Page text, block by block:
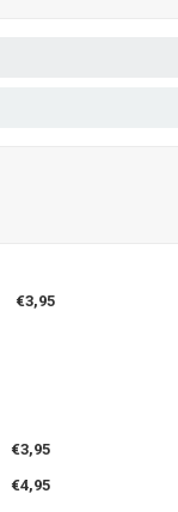
€3,95
€3,95
€4,95